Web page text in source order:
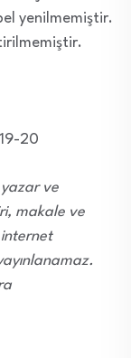
yenilmemiştir.
20
yazar ve
makale ve
internet